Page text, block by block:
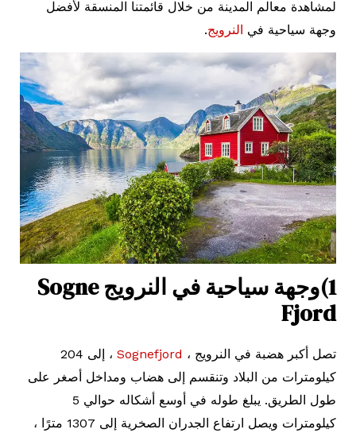
لمشاهدة معالم المدينة من خلال قائمتنا المنسقة لأفضل
وجهة سياحية في النرويج.
1)وجهة سياحية في النرويج Sogne
Fjord
تصل أكبر هضبة في النرويج ، Sognefjord
، إلى 204
كيلومترات من البلاد وتنقسم إلى هضاب ومداخل أصغر على
طول الطريق. يبلغ طوله في أوسع أشكاله حوالي 5
كيلومترات ويصل ارتفاع الجدران الصخرية إلى 1307 مترًا ،